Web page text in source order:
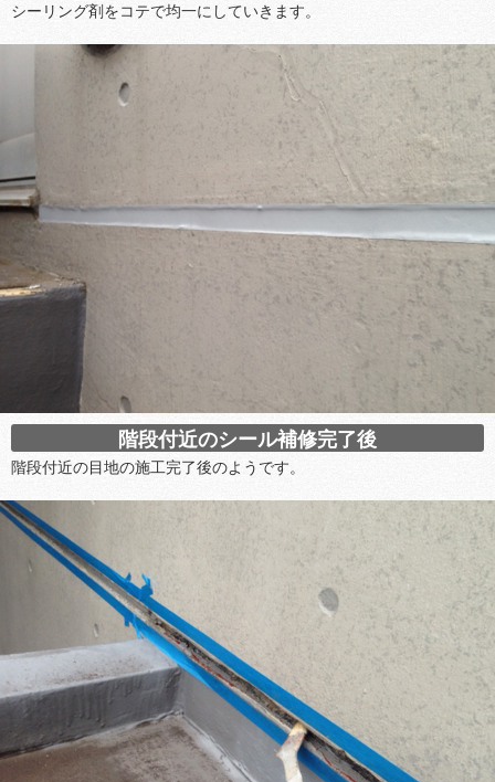
シーリング剤をコテで均一にしていきます。
階段付近のシール補修完了後
階段付近の目地の施工完了後のようです。